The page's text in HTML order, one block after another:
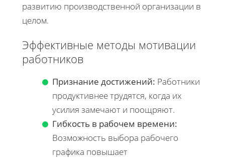
развитию производственной организации в
целом.
Эффективные методы мотивации
работников
Признание достижений: Работники
продуктивнее трудятся, когда их
усилия замечают и поощряют.
Гибкость в рабочем времени:
Возможность выбора рабочего
графика повышает